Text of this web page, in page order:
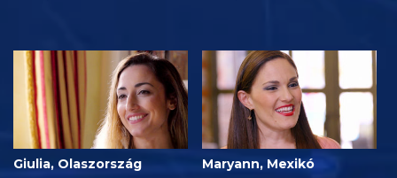
Giulia, Olaszország Maryann, Mexikó